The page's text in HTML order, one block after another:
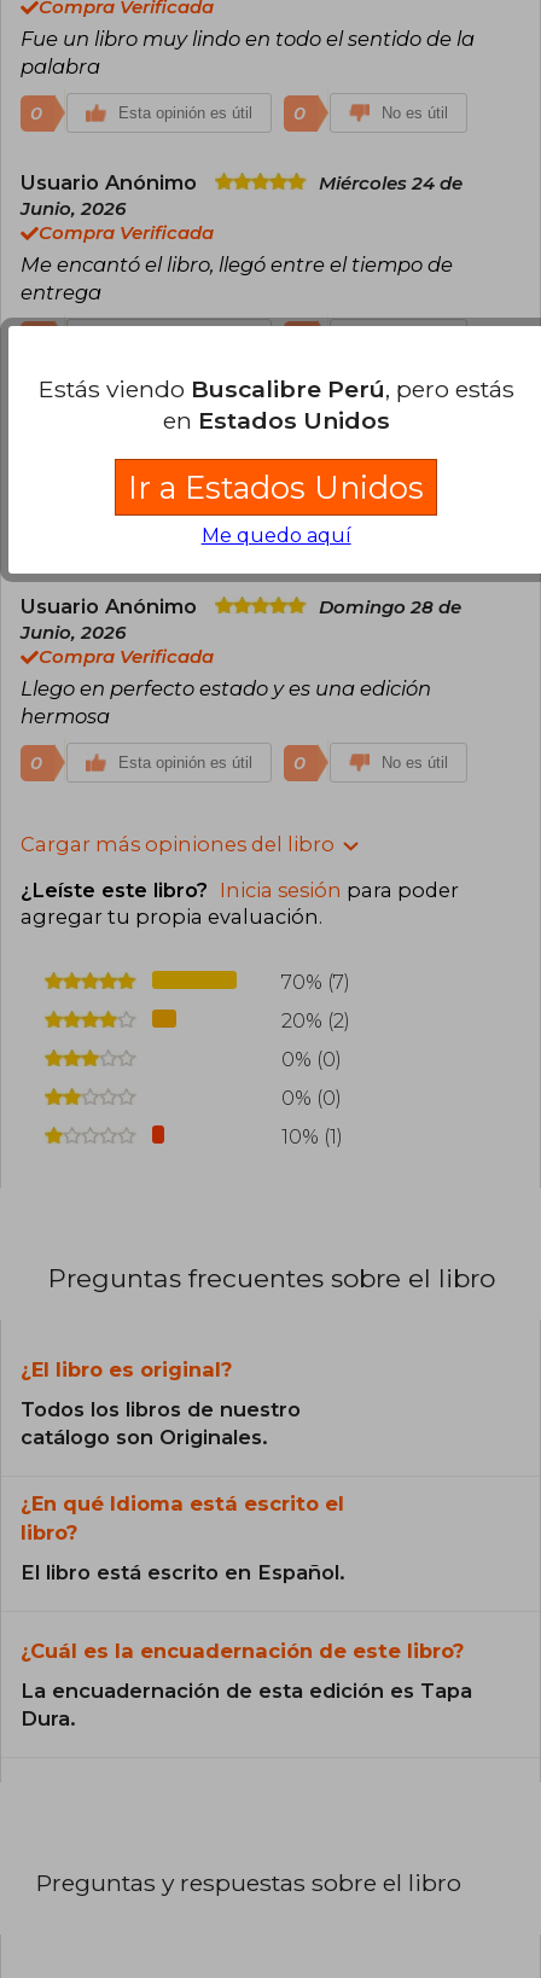
Compra Verificada
Fue un libro muy lindo en todo el sentido de la
palabra
0 Esta opinión es útil 0 No es útil
Usuario Anónimo
Miércoles 24 de
Junio, 2026
Compra Verificada
Me encantó el libro, llegó entre el tiempo de
entrega
Usuario Anónimo
Miércoles 24 de
Compra Verificada
El mejor libro de la vidas
Esta opinión es útil 0
Usuario Anónimo
Domingo 28 de
Junio, 2026
Compra Verificada
Llego en perfecto estado y es una edición
hermosa
0 Esta opinión es útil 0 No es útil
Cargar más opiniones del libro
¿Leíste este libro? Inicia sesión para poder
agregar tu propia evaluación.
70% (7)
20% (2)
0% (0)
0% (0)
10% (1)
Preguntas frecuentes sobre el libro
¿El libro es original?
Todos los libros de nuestro
catálogo son Originales.
¿En qué Idioma está escrito el
libro?
El libro está escrito en Español.
¿Cuál es la encuadernación de este libro?
La encuadernación de esta edición es Tapa
Dura.
Preguntas y respuestas sobre el libro
Estás viendo Buscalibre Perú, pero estás
en Estados Unidos
Ir a Estados Unidos
Me quedo aquí